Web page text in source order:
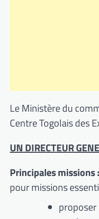
Le Ministère du
Centre Togolais des
UN DIRECTEUR
Principales missions :
pour missions